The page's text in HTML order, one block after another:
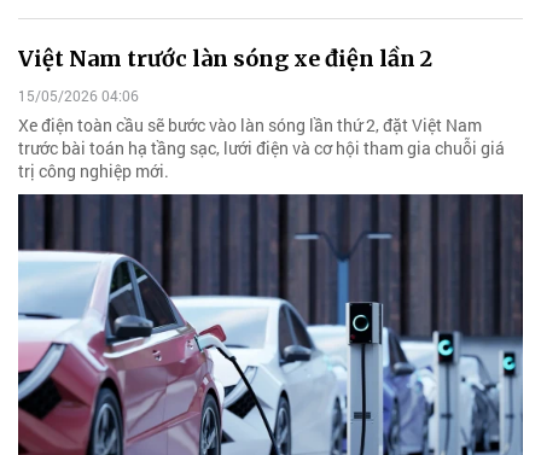
Việt Nam trước làn sóng xe điện lần 2
15/05/2026 04:06
Xe điện toàn cầu sẽ bước vào làn sóng lần thứ 2, đặt Việt Nam
trước bài toán hạ tầng sạc, lưới điện và cơ hội tham gia chuỗi giá
trị công nghiệp mới.